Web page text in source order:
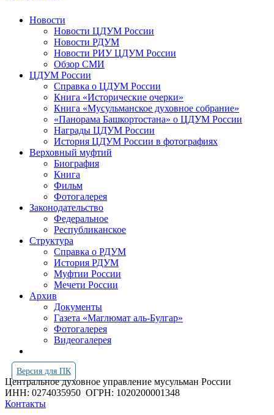
Новости
Новости ЦДУМ России
Новости РДУМ
Новости РИУ ЦДУМ России
Обзор СМИ
ЦДУМ России
Справка о ЦДУМ России
Книга «Исторические очерки»
Книга «Мусульманское духовное собрание»
«Панорама Башкортостана» о ЦДУМ России
Награды ЦДУМ России
История ЦДУМ России в фотографиях
Верховный муфтий
Биография
Книга
Фильм
Фотогалерея
Законодательство
Федеральное
Республиканское
Структура
Справка о РДУМ
История РДУМ
Муфтии России
Мечети России
Архив
Документы
Газета «Маглюмат аль-Булгар»
Фотогалерея
Видеогалерея
Версия для ПК
Центральное духовное управление мусульман России
ИНН: 0274035950 ОГРН: 1020200001348
Контакты